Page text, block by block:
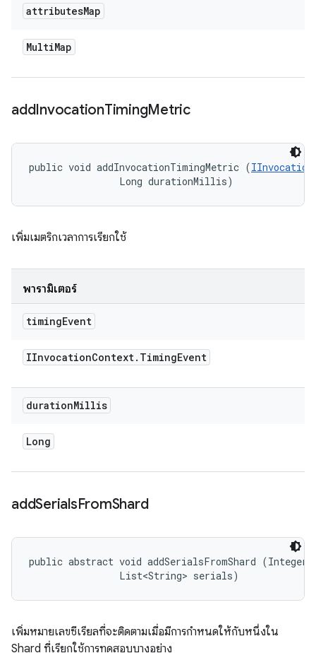
attributesMap
MultiMap
addInvocationTimingMetric
public void addInvocationTimingMetric (
                Long durationMillis)
เพิ่มเมตริกเวลาการเรียกใช้
พารามิเตอร์
timingEvent
IInvocationContext. TimingEvent
durationMillis
Long
addSerialsFromShard
public abstract void addSerialsFromShard
                List<String> serials)
เพิ่มหมายเลขซีเรียลที่จะติดตามเมื่อมีการกำหนดให้กับหนึ่งใน
Shard ที่เรียกใช้การทดสอบบางอย่าง